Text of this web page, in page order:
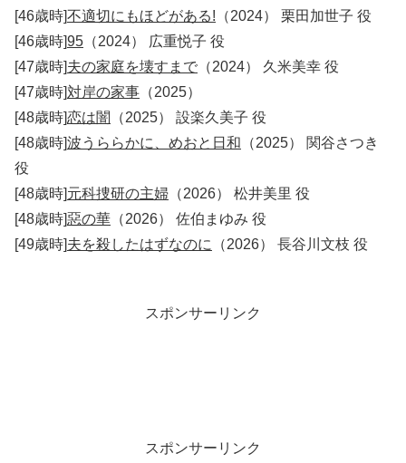
[46歳時]不適切にもほどがある! （2024） 栗田加世子 役
[46歳時]95 （2024） 広重悦子 役
[47歳時]夫の家庭を壊すまで （2024） 久米美幸 役
[47歳時]対岸の家事 （2025）
[48歳時]恋は闇
（2025） 設楽久美子 役
[48歳時]波うららかに、めおと日和 （2025） 関谷さつき
役
[48歳時]元科捜研の主婦 （2026） 松井美里 役
[48歳時]惡の華 （2026） 佐伯まゆみ 役
[49歳時]夫を殺したはずなのに （2026） 長谷川文枝 役
スポンサーリンク
スポンサーリンク